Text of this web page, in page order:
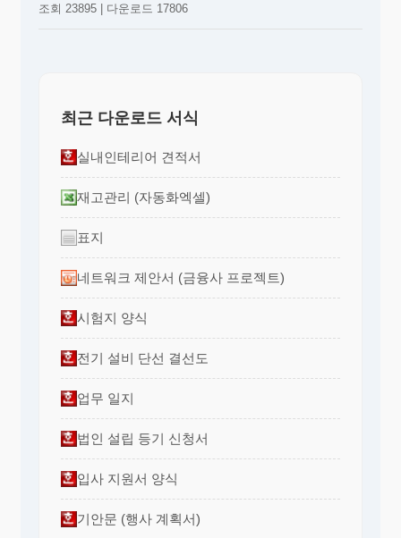
조회 23895 | 다운로드 17806
최근 다운로드 서식
실내인테리어 견적서
재고관리 (자동화엑셀)
표지
네트워크 제안서 (금융사 프로젝트)
시험지 양식
전기 설비 단선 결선도
업무 일지
법인 설립 등기 신청서
입사 지원서 양식
기안문 (행사 계획서)